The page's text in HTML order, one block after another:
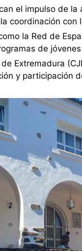
el impulso de
coordinación con
la Red de
de
Extremadura
y participación